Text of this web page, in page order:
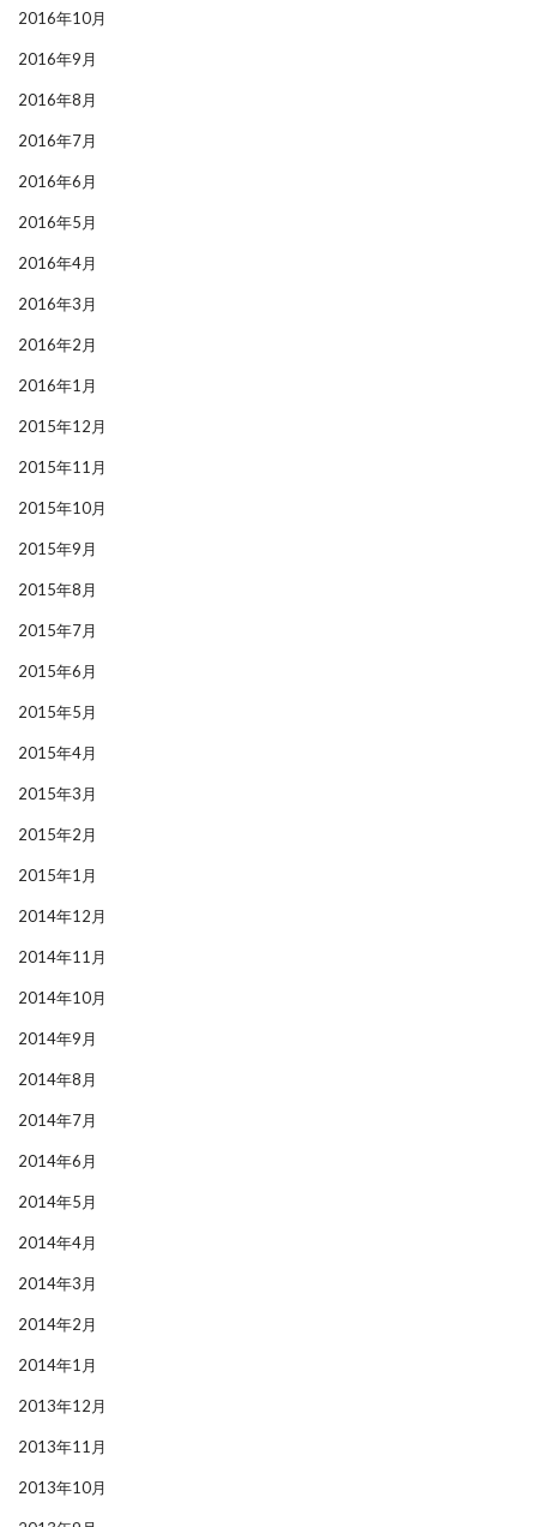
2016年10月
2016年9月
2016年8月
2016年7月
2016年6月
2016年5月
2016年4月
2016年3月
2016年2月
2016年1月
2015年12月
2015年11月
2015年10月
2015年9月
2015年8月
2015年7月
2015年6月
2015年5月
2015年4月
2015年3月
2015年2月
2015年1月
2014年12月
2014年11月
2014年10月
2014年9月
2014年8月
2014年7月
2014年6月
2014年5月
2014年4月
2014年3月
2014年2月
2014年1月
2013年12月
2013年11月
2013年10月